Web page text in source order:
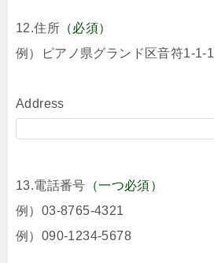
12.住所 （必須）
例）ピアノ県グランド区音符1-1-1
Address
13.電話番号 （一つ必須）
例）03-8765-4321
例）090-1234-5678